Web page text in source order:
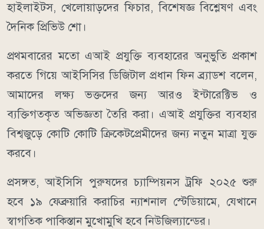
হাইলাইটস, খেলোয়াড়দের ফিচার, বিশেষজ্ঞ বিশ্লেষণ এবং
দৈনিক প্রিভিউ শো।
প্রথমবারের মতো এআই প্রযুক্তি ব্যবহারের অনুভুতি প্রকাশ
করতে গিয়ে আইসিসির ডিজিটাল প্রধান ফিন ব্র্যাডশ বলেন,
আমাদের লক্ষ্য ভক্তদের জন্য আরও ইন্টারেক্টিভ ও
ব্যক্তিগতকৃত অভিজ্ঞতা তৈরি করা। এআই প্রযুক্তির ব্যবহার
বিশ্বজুড়ে কোটি কোটি ক্রিকেটপ্রেমীদের জন্য নতুন মাত্রা যুক্ত
করবে।
প্রসঙ্গত, আইসিসি পুরুষদের চ্যাম্পিয়নস ট্রফি ২০২৫ শুরু
হবে ১৯ ফেব্রুয়ারি করাচির ন্যাশনাল স্টেডিয়ামে, যেখানে
স্বাগতিক পাকিস্তান মুখোমুখি হবে নিউজিল্যান্ডের।